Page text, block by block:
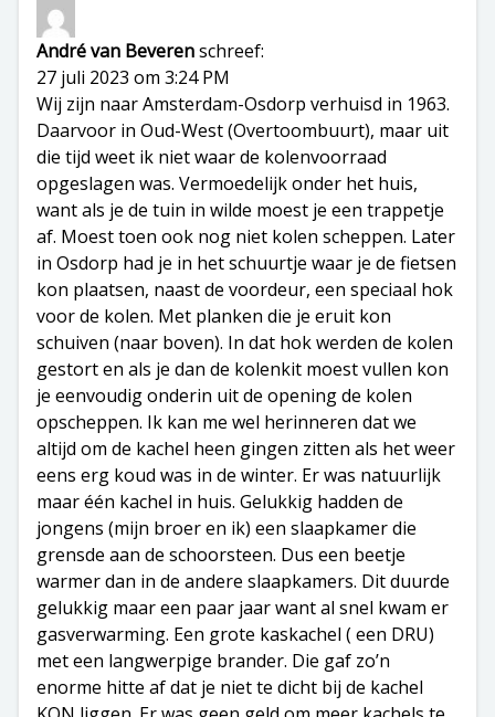
André van Beverenschreef:
27 juli 2023 om 3:24 PM
Wij zijn naar Amsterdam-Osdorp verhuisd in 1963.
Daarvoor in Oud-West (Overtoombuurt), maar uit
die tijd weet ik niet waar de kolenvoorraad
opgeslagen was. Vermoedelijk onder het huis,
want als je de tuin in wilde moest je een trappetje
af. Moest toen ook nog niet kolen scheppen. Later
in Osdorp had je in het schuurtje waar je de fietsen
kon plaatsen, naast de voordeur, een speciaal hok
voor de kolen. Met planken die je eruit kon
schuiven (naar boven). In dat hok werden de kolen
gestort en als je dan de kolenkit moest vullen kon
je eenvoudig onderin uit de opening de kolen
opscheppen. Ik kan me wel herinneren dat we
altijd om de kachel heen gingen zitten als het weer
eens erg koud was in de winter. Er was natuurlijk
maar één kachel in huis. Gelukkig hadden de
jongens (mijn broer en ik) een slaapkamer die
grensde aan de schoorsteen. Dus een beetje
warmer dan in de andere slaapkamers. Dit duurde
gelukkig maar een paar jaar want al snel kwam er
gasverwarming. Een grote kaskachel ( een DRU)
met een langwerpige brander. Die gaf zo’n
enorme hitte af dat je niet te dicht bij de kachel